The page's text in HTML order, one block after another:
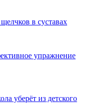
в суставах
упражнение
уберёт из детского